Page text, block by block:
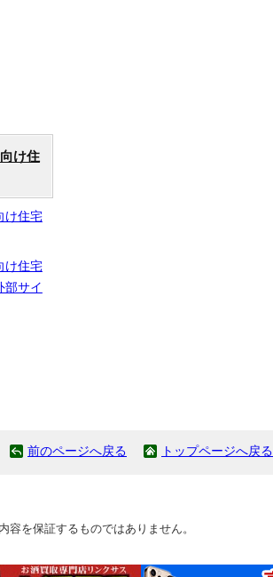
け住
け住宅
け住宅
部サイ
前のページへ戻る トップページへ戻る
を保証するものではありません。